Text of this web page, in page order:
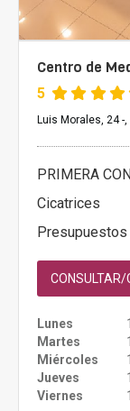
Centro de
5
Luis Morales, 24 -,
PRIMERA
Cicatrices
Presupuestos
Lunes
Martes
Miércoles
Jueves
Viernes